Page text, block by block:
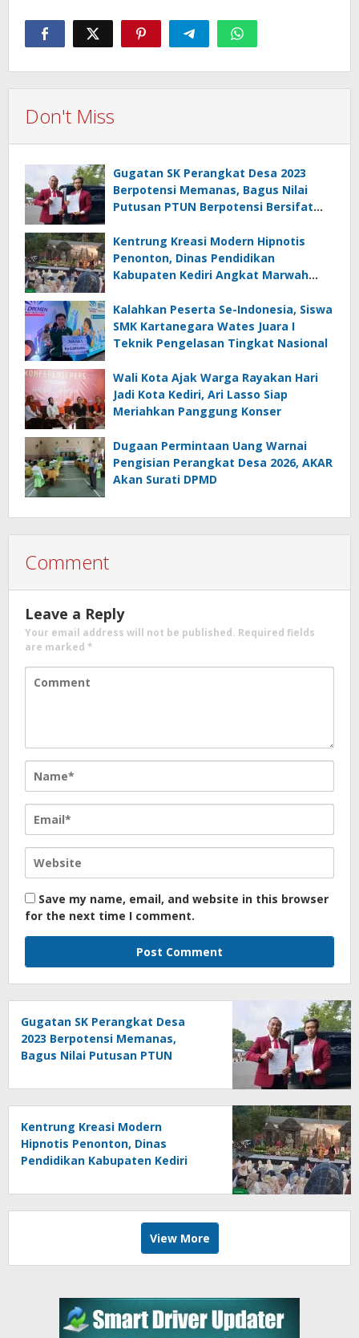
Don't Miss
Gugatan SK Perangkat Desa 2023
Berpotensi Memanas, Bagus Nilai
Putusan PTUN Berpotensi Bersifat
Kentrung Kreasi Modern Hipnotis
Penonton, Dinas Pendidikan
Kabupaten Kediri Angkat Marwah
Kalahkan Peserta Se-Indonesia, Siswa
SMK Kartanegara Wates Juara I
Teknik Pengelasan Tingkat Nasional
Wali Kota Ajak Warga Rayakan Hari
Jadi Kota Kediri, Ari Lasso Siap
Meriahkan Panggung Konser
Dugaan Permintaan Uang Warnai
Pengisian Perangkat Desa 2026, AKAR
Akan Surati DPMD
Comment
Leave a Reply
Your email address will not be published. Required fields
are marked *
Save my name, email, and website in this browser
for the next time I comment.
Gugatan SK Perangkat Desa
2023 Berpotensi Memanas,
Bagus Nilai Putusan PTUN
Kentrung Kreasi Modern
Hipnotis Penonton, Dinas
Pendidikan Kabupaten Kediri
View More